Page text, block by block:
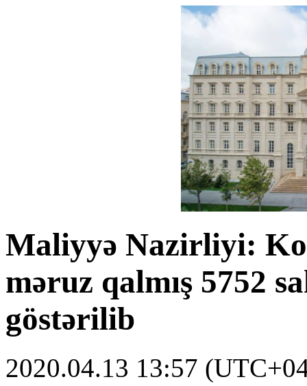
Maliyyə Nazirliyi:
məruz qalmış 5752
göstərilib
2020.04.13 13:57